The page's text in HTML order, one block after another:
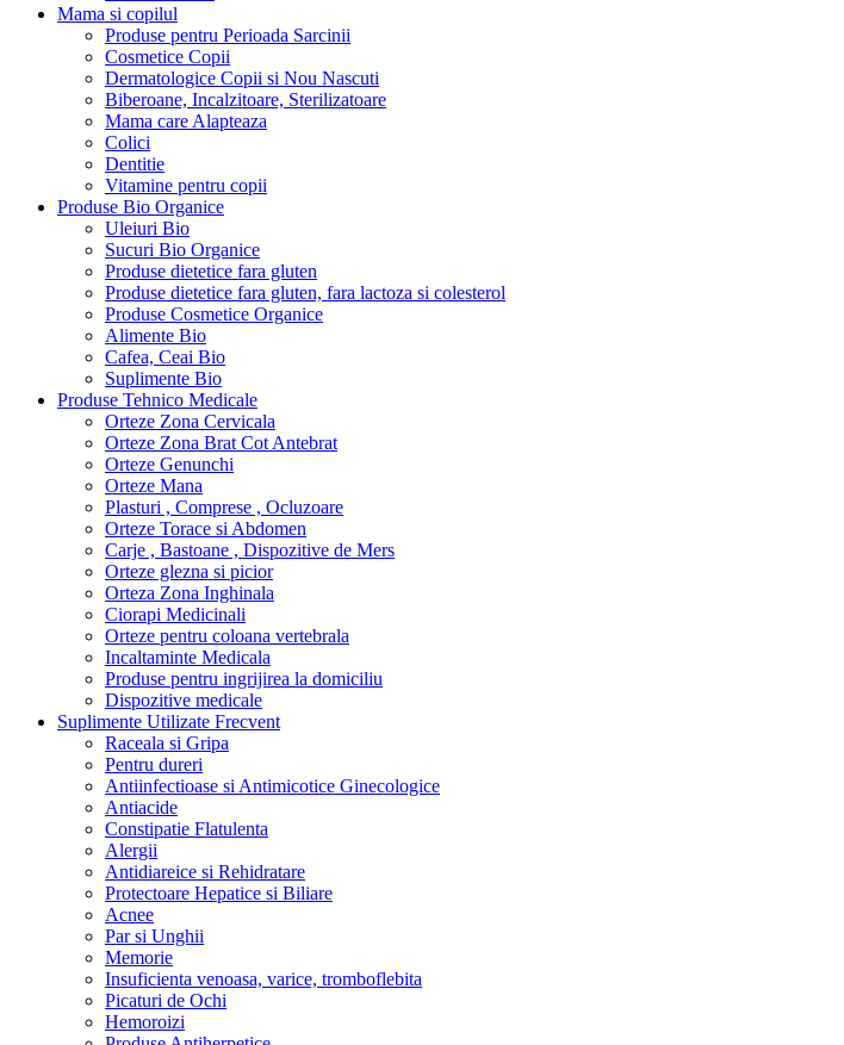
Mama si copilul
Produse pentru Perioada Sarcinii
Cosmetice Copii
Dermatologice Copii si Nou Nascuti
Biberoane, Incalzitoare, Sterilizatoare
Mama care Alapteaza
Colici
Dentitie
Vitamine pentru copii
Produse Bio Organice
Uleiuri Bio
Sucuri Bio Organice
Produse dietetice fara gluten
Produse dietetice fara gluten, fara lactoza si colesterol
Produse Cosmetice Organice
Alimente Bio
Cafea, Ceai Bio
Suplimente Bio
Produse Tehnico Medicale
Orteze Zona Cervicala
Orteze Zona Brat Cot Antebrat
Orteze Genunchi
Orteze Mana
Plasturi , Comprese , Ocluzoare
Orteze Torace si Abdomen
Carje , Bastoane , Dispozitive de Mers
Orteze glezna si picior
Orteza Zona Inghinala
Ciorapi Medicinali
Orteze pentru coloana vertebrala
Incaltaminte Medicala
Produse pentru ingrijirea la domiciliu
Dispozitive medicale
Suplimente Utilizate Frecvent
Raceala si Gripa
Pentru dureri
Antiinfectioase si Antimicotice Ginecologice
Antiacide
Constipatie Flatulenta
Alergii
Antidiareice si Rehidratare
Protectoare Hepatice si Biliare
Acnee
Par si Unghii
Memorie
Insuficienta venoasa, varice, tromboflebita
Picaturi de Ochi
Hemoroizi